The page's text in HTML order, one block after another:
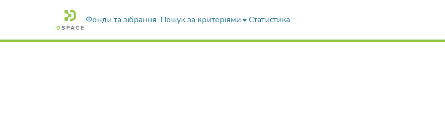
Фонди та зібрання Пошук за критеріями Статистика